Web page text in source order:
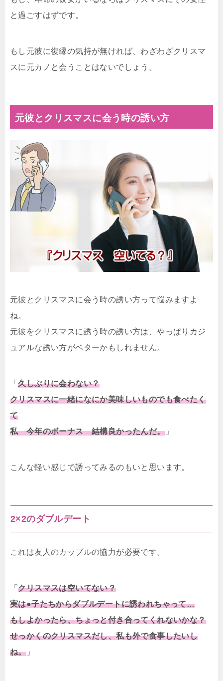
と過ごすはずです。
もし元彼に復縁の気持が無ければ、わざわざクリスマ
スに元カノと会うことはないでしょう。
元彼とクリスマスに会う時の誘い方
元彼とクリスマスに会う時の誘い方って悩みますよ
ね。
元彼をクリスマスに誘う時の誘い方は、やっぱりカジ
ュアルな誘い方がベターかもしれません。
「久しぶりに会わない？
クリスマスに一緒になにか美味しいものでも食べたく
て
私 今年のボーナス 結構良かったんだ。」
こんな軽い感じで誘ってみるのもいと思います。
2×2のダブルデート
これは友人のカップルの協力が必要です。
「クリスマスは空いてない？
実は●子たちからダブルデートに誘われちゃって…
もしよかったら、ちょっと付き合ってくれないかな？
せっかくのクリスマスだし、私も外で食事したいし
ね。」